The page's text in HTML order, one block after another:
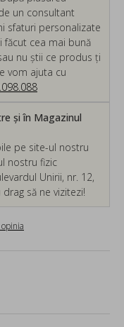
un consultant
sfaturi personalizate
făcut cea mai bună
nu știi ce produs ți
vom ajuta cu
și în Magazinul
pe site-ul nostru
nostru fizic
Unirii, nr. 12,
să ne vizitezi!